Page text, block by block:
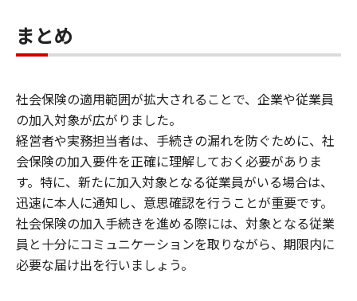
まとめ
社会保険の適用範囲が拡大されることで、企業や従業員
の加入対象が広がりました。
経営者や実務担当者は、手続きの漏れを防ぐために、社
会保険の加入要件を正確に理解しておく必要がありま
す。特に、新たに加入対象となる従業員がいる場合は、
迅速に本人に通知し、意思確認を行うことが重要です。
社会保険の加入手続きを進める際には、対象となる従業
員と十分にコミュニケーションを取りながら、期限内に
必要な届け出を行いましょう。